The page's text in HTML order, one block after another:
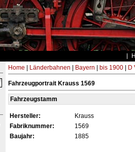
Home Länderbahnen Bayern bis 1900| D
Fahrzeugportrait Krauss 1569
Fahrzeugstamm
Hersteller:
Krauss
Fabriknummer:
1569
Baujahr:
1885